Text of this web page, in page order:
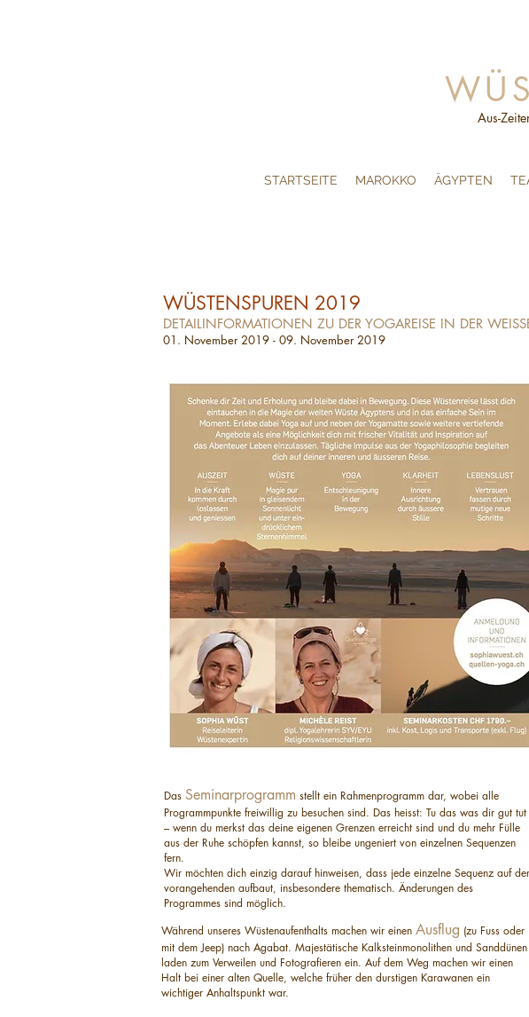
Aus-
STARTSEITE MAROKKO ÄGYPTEN
WÜSTENSPUREN 2019
DETAILINFORMATIONEN ZU DER YOGAREISE IN DER
01. November 2019 - 09. November 2019
Das Seminarprogramm stellt ein Rahmenprogramm dar, wobei alle
Programmpunkte freiwillig zu besuchen sind. Das heisst: Tu das was dir gut tut
– wenn du merkst das deine eigenen Grenzen erreicht sind und du mehr Fülle
aus der Ruhe schöpfen kannst, so bleibe ungeniert von einzelnen Sequenzen
fern.
Wir möchten dich einzig darauf hinweisen, dass jede einzelne Sequenz auf der
vorangehenden aufbaut, insbesondere thematisch. Änderungen des
Programmes sind möglich.
Während unseres Wüstenaufenthalts machen wir einen Ausflug (zu Fuss oder
mit dem Jeep) nach Agabat. Majestätische Kalksteinmonolithen und Sanddünen
laden zum Verweilen und Fotografieren ein. Auf dem Weg machen wir einen
Halt bei einer alten Quelle, welche früher den durstigen Karawanen ein
wichtiger Anhaltspunkt war.